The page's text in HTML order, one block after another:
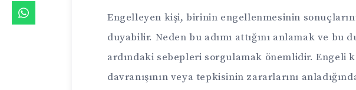
Engelleyen kişi, birinin engellenmesinin
duyabilir. Neden bu adımı attığını anlamak ve bu
ardındaki sebepleri sorgulamak önemlidir. Engeli
davranışının veya tepkisinin zararlarını